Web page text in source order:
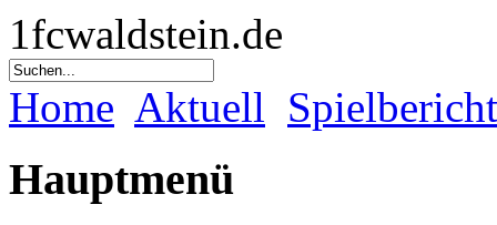
1fcwaldstein.de
Home Aktuell
Hauptmenü